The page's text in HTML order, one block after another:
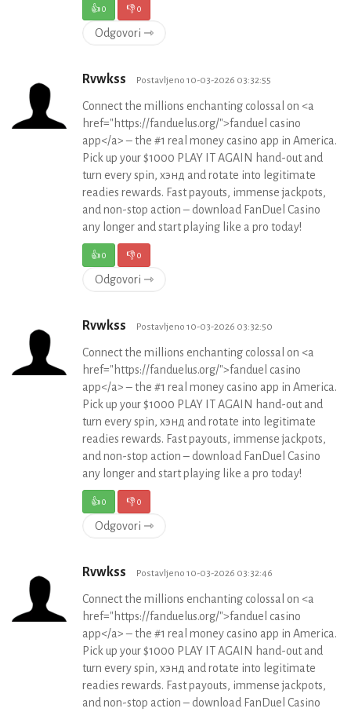
👍0 👎0
Odgovori ⇾
Rvwkss Postavljeno 10-03-2026 03:32:55
Connect the millions enchanting colossal on <a
href="https://fanduelus.org/">fanduel casino
app</a> – the #1 real money casino app in America.
Pick up your $1000 PLAY IT AGAIN hand-out and
turn every spin, хэнд and rotate into legitimate
readies rewards. Fast payouts, immense jackpots,
and non-stop action – download FanDuel Casino
any longer and start playing like a pro today!
👍0 👎0
Odgovori ⇾
Rvwkss Postavljeno 10-03-2026 03:32:50
Connect the millions enchanting colossal on <a
href="https://fanduelus.org/">fanduel casino
app</a> – the #1 real money casino app in America.
Pick up your $1000 PLAY IT AGAIN hand-out and
turn every spin, хэнд and rotate into legitimate
readies rewards. Fast payouts, immense jackpots,
and non-stop action – download FanDuel Casino
any longer and start playing like a pro today!
👍0 👎0
Odgovori ⇾
Rvwkss Postavljeno 10-03-2026 03:32:46
Connect the millions enchanting colossal on <a
href="https://fanduelus.org/">fanduel casino
app</a> – the #1 real money casino app in America.
Pick up your $1000 PLAY IT AGAIN hand-out and
turn every spin, хэнд and rotate into legitimate
readies rewards. Fast payouts, immense jackpots,
and non-stop action – download FanDuel Casino